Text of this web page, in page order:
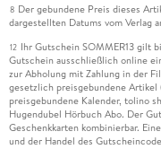
8 Der gebundene Preis dieses
dargestellten Datums vom Verlag
12 Ihr Gutschein SOMMER13 gilt
Gutschein ausschließlich online
zur Abholung mit Zahlung in der
gesetzlich preisgebundene
preisgebundene Kalender, tolino
Hugendubel Hörbuch Abo. Der
Geschenkkarten kombinierbar.
und der Handel des